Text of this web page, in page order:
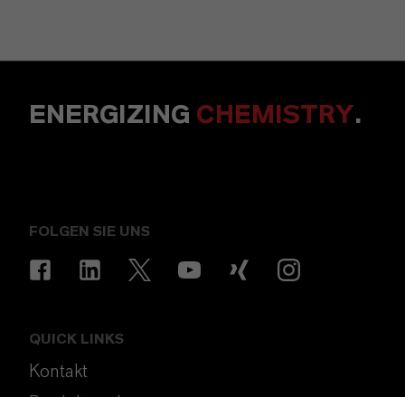
ENERGIZING CHEMISTRY.
FOLGEN SIE UNS
QUICK LINKS
Kontakt